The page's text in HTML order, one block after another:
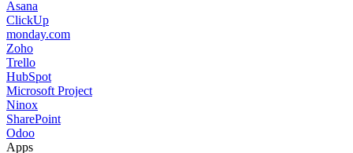
Asana
ClickUp
monday.com
Zoho
Trello
HubSpot
Microsoft Project
Ninox
SharePoint
Odoo
Apps